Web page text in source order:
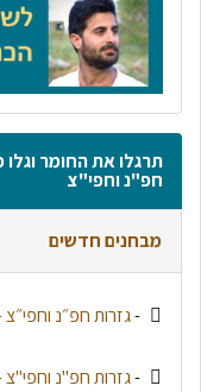
תרגלו את החומר
חפ"נ וחפי"צ
מבחנים חדשים
-גזרות חפ״נ וחפי״צ
-גזרות חפ"נ